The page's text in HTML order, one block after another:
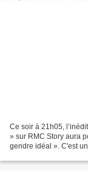
Ce soir à 21h05,
» sur RMC Story aura
gendre idéal ». C'est